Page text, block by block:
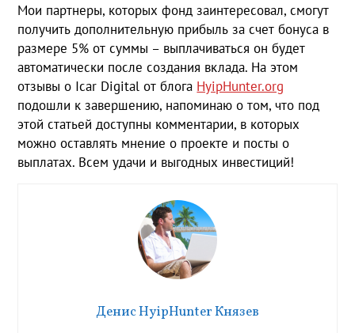
Мои партнеры, которых фонд заинтересовал, смогут
получить дополнительную прибыль за счет бонуса в
размере 5% от суммы – выплачиваться он будет
автоматически после создания вклада. На этом
отзывы о Icar Digital от блога HyipHunter.org
подошли к завершению, напоминаю о том, что под
этой статьей доступны комментарии, в которых
можно оставлять мнение о проекте и посты о
выплатах. Всем удачи и выгодных инвестиций!
Денис HyipHunter Князев